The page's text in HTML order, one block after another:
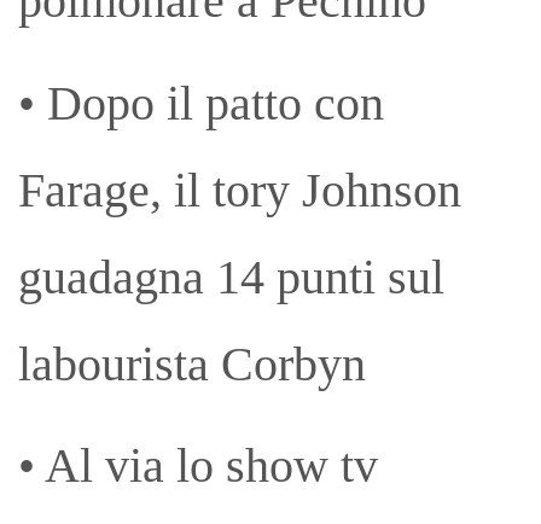
• Dopo il patto con
Farage, il tory Johnson
guadagna 14 punti sul
labourista Corbyn
• Al via lo show tv